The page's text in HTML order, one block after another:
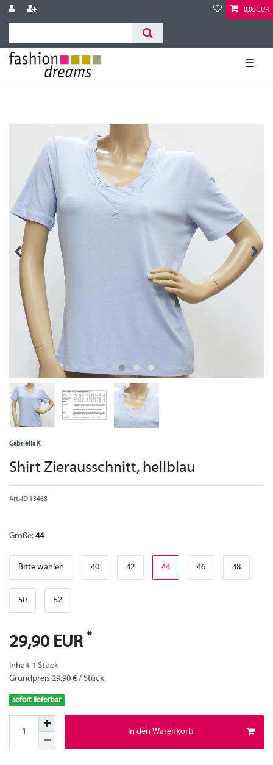
0,00 EUR
☰
Gabriella K.
Shirt Zierausschnitt, hellblau
Art.-ID 18468
Größe: 44
Bitte wählen 40 42 44 46 48
50 52
29,90 EUR *
Inhalt 1 Stück
Grundpreis 29,90 € / Stück
sofort lieferbar
In den Warenkorb